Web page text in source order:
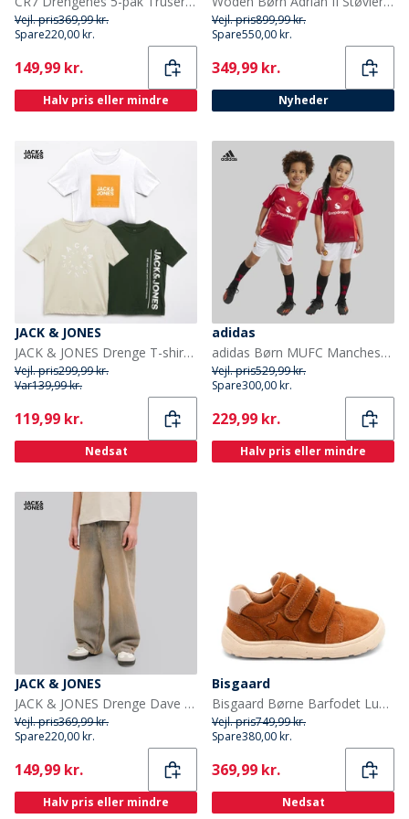
Vejl. pris369,99 kr.
Spare220,00 kr.
Current
149,99 kr.
Halv pris eller mindre
Vejl. pris899,99 kr.
Spare550,00 kr.
Current
349,99 kr.
Nyheder
JACK & JONES
JACK & JONES Drenge T-shirts Jason 3-pak Sort
Vejl. pris299,99 kr.
Var139,99 kr.
Current
119,99 kr.
Nedsat
adidas
adidas Børn MUFC Manchester United 24/25 Hjemme Mini Sæt Mufc Red
Vejl. pris529,99 kr.
Spare300,00 kr.
Current
229,99 kr.
Halv pris eller mindre
JACK & JONES
JACK & JONES Drenge Dave Original St 263 Baggy Fit Jeans Blue Denim
Vejl. pris369,99 kr.
Spare220,00 kr.
Current
149,99 kr.
Halv pris eller mindre
Bisgaard
Bisgaard Børne Barfodet Luna Sko Cacao
Vejl. pris749,99 kr.
Spare380,00 kr.
Current
369,99 kr.
Nedsat